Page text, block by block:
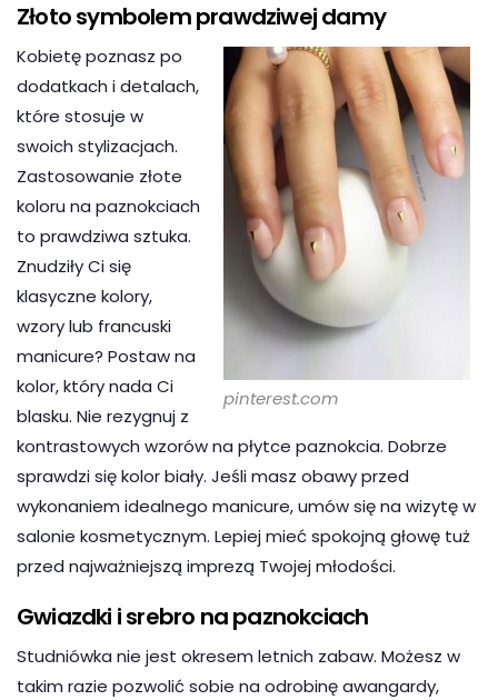
Złoto symbolem prawdziwej damy
pinterest.com
Kobietę poznasz po
dodatkach i detalach,
które stosuje w
swoich stylizacjach.
Zastosowanie złote
koloru na paznokciach
to prawdziwa sztuka.
Znudziły Ci się
klasyczne kolory,
wzory lub francuski
manicure? Postaw na
kolor, który nada Ci
blasku. Nie rezygnuj z
kontrastowych wzorów na płytce paznokcia. Dobrze
sprawdzi się kolor biały. Jeśli masz obawy przed
wykonaniem idealnego manicure, umów się na wizytę w
salonie kosmetycznym. Lepiej mieć spokojną głowę tuż
przed najważniejszą imprezą Twojej młodości.
Gwiazdki i srebro na paznokciach
Studniówka nie jest okresem letnich zabaw. Możesz w
takim razie pozwolić sobie na odrobinę awangardy,